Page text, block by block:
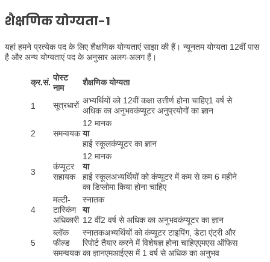
शैक्षणिक योग्यता-1
यहां हमने प्रत्येक पद के लिए शैक्षणिक योग्यताएं साझा की हैं। न्यूनतम योग्यता 12वीं पास
है और अन्य योग्यताएं पद के अनुसार अलग-अलग हैं।
क्र.सं. पोस्ट
नाम
शैक्षणिक योग्यता
1 सूत्रधारों अभ्यर्थियों को 12वीं कक्षा उत्तीर्ण होना चाहिए1 वर्ष से
अधिक का अनुभवकंप्यूटर अनुप्रयोगों का ज्ञान
2 समन्वयक
12 मानक
या
हाई स्कूलकंप्यूटर का ज्ञान
3
कंप्यूटर
सहायक
12 मानक
या
हाई स्कूलअभ्यर्थियों को कंप्यूटर में कम से कम 6 महीने
का डिप्लोमा किया होना चाहिए
4
मल्टी-
टास्किंग
अधिकारी
स्नातक
या
12 वीं2 वर्ष से अधिक का अनुभवकंप्यूटर का ज्ञान
5
ब्लॉक
फील्ड
समन्वयक
स्नातकअभ्यर्थियों को कंप्यूटर टाइपिंग, डेटा एंट्री और
रिपोर्ट तैयार करने में विशेषज्ञ होना चाहिएएमएस ऑफिस
का ज्ञानएमआईएस में 1 वर्ष से अधिक का अनुभव